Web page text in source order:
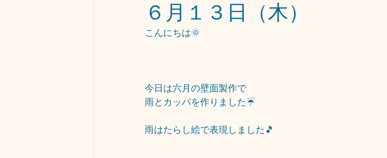
６月１３日（木）
こんにちは🌞
今日は六月の壁面製作で
雨とカッパを作りました☔
雨はたらし絵で表現しました🎵